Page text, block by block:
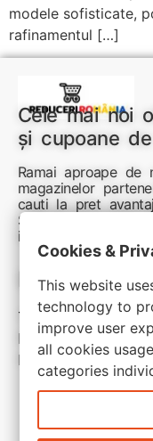
modele sofisticate,
rafinamentul […]
Cele mai noi
și cupoane
Ramai aproape de
magazinelor
cauti la pret
Sunteti aici pentru
inspirate
Link-uri utile:
Termeni si conditii
Politica de
Politica de cookie
Cookies &
This website
technology to
improve user
all cookies
categories